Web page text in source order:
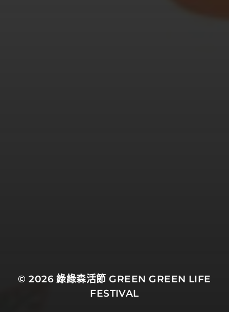
© 2026綠綠森活節 GREEN GREEN LIFE
FESTIVAL